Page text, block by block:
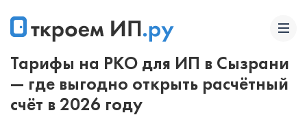
Тарифы на РКО для ИП в Сызрани
— где выгодно открыть расчётный
счёт в 2026 году